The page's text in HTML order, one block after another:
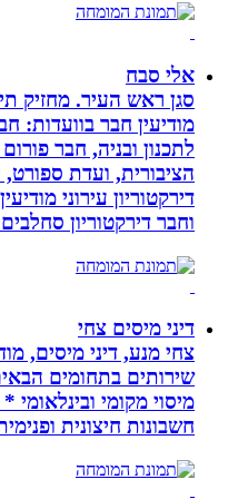
אלי סבח
סגן ראש העיר. מחזיק תיק:
מודיעין חבר בוועדות: חבר
לתכנון ובניה, חבר פורום
הציבורית, ועדת ספורט,
דירקטוריון עירוני מודיעין,
וחבר דירקטוריון סחלבים.
דיני מיסים צחי
צחי מנע, דיני מיסים,
שירותים בתחומים הבאים :
מיסוי מקומי ובינלאומי *
חשבונות חיצונית ופנימית